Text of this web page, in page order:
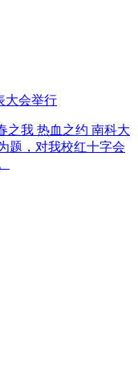
大会举行
之我 热血之约 南科大
题，对我校红十字会